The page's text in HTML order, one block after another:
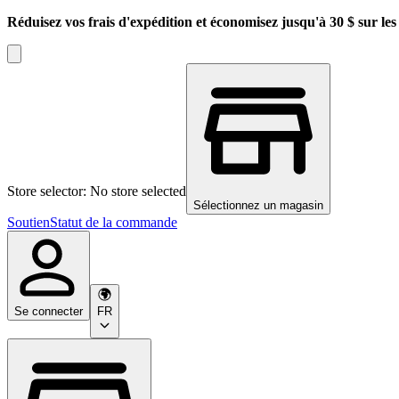
Réduisez vos frais d'expédition et économisez jusqu'à 30 $ sur
Store selector: No store selected
Sélectionnez un magasin
SoutienStatut de la commande
Se connecter FR